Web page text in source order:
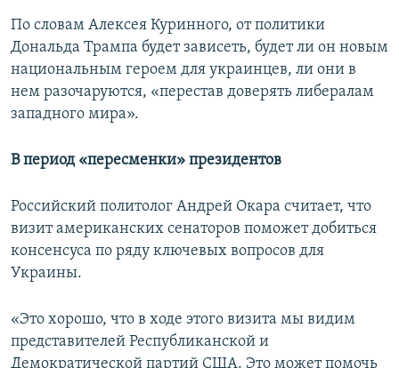
По словам Алексея Куринного, от политики
Дональда Трампа будет зависеть, будет ли он новым
национальным героем для украинцев, ли они в
нем разочаруются, «перестав доверять либералам
западного мира».
В период «пересменки» президентов
Российский политолог Андрей Окара считает, что
визит американских сенаторов поможет добиться
консенсуса по ряду ключевых вопросов для
Украины.
«Это хорошо, что в ходе этого визита мы видим
представителей Республиканской и
Демократической партий США. Это может помочь